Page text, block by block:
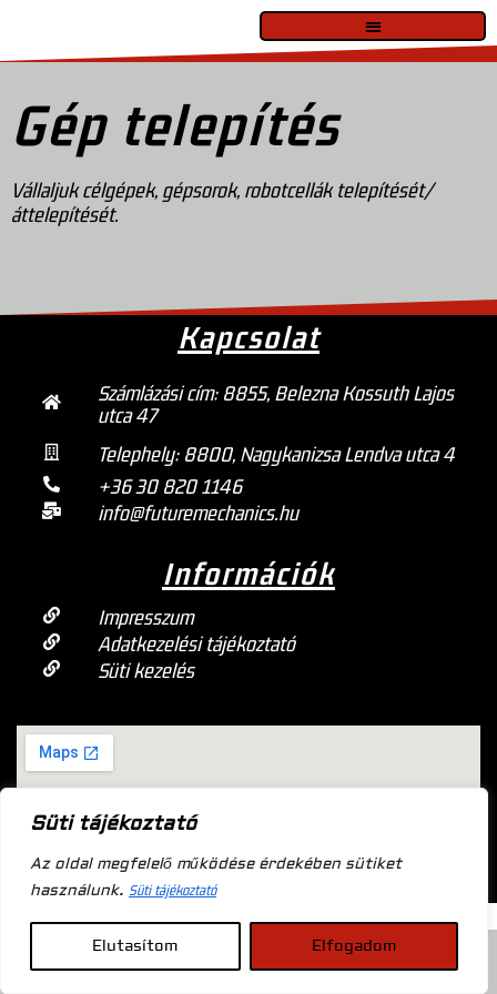
Süti tájékoztató
Az oldal megfelelő működése érdekében sütiket
használunk. Süti tájékoztató
Elutasítom Elfogadom
Gép telepítés
Vállaljuk célgépek, gépsorok, robotcellák telepítését/
áttelepítését.
Kapcsolat
Számlázási cím: 8855, Belezna Kossuth Lajos
utca 47
Telephely: 8800, Nagykanizsa Lendva utca 4
+36 30 820 1146
info@futuremechanics.hu
Információk
Impresszum
Adatkezelési tájékoztató
Süti kezelés
Future Mechanics © 2024 Minden jog fenntartva